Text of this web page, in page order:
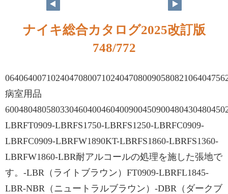
ナイキ総合カタログ2025改訂版
748/772
病室用品
LBRFT0909-LBRFS1750-LBRFS1250-LBRFC0909-
LBRFC0909-LBRFW1890KT-LBRFS1860-LBRFS1360-
LBRFW1860-LBR耐アルコールの処理を施した張地で
す。-LBR（ライトブラウン）FT0909-LBRFL1845-
LBR-NBR（ニュートラルブラウン）-DBR（ダークブ